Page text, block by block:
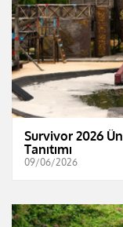
Survivor 2026
Tanıtımı
09/06/2026